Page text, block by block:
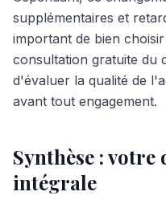
supplémentaires et
important de bien
consultation gratuite du
d'évaluer la qualité de
avant tout engagement.
Synthèse :
intégrale